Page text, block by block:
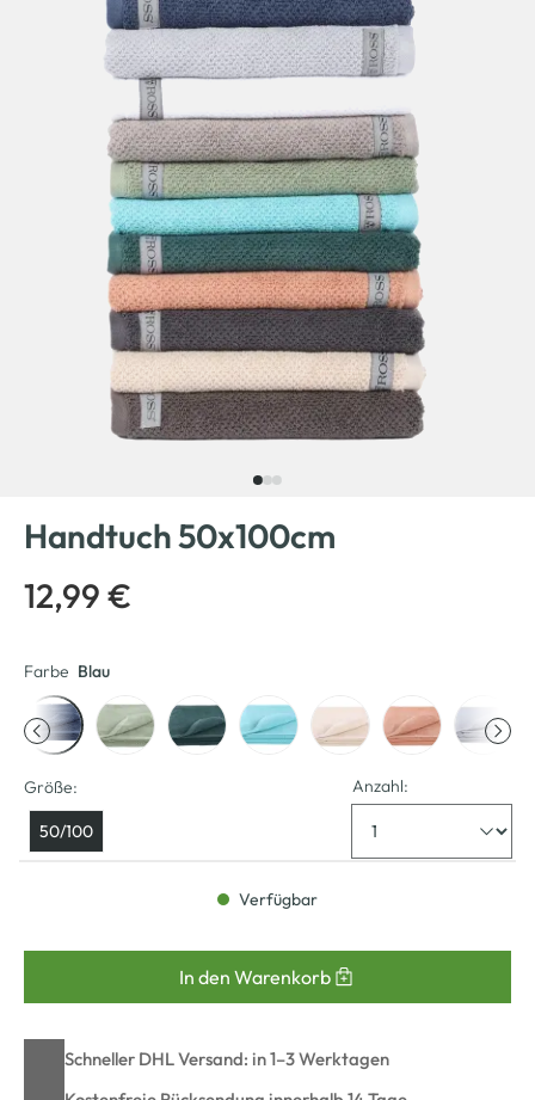
Handtuch 50x100cm
12,99 €
Farbe Blau
Größe:
50/100
Anzahl:
Verfügbar
In den Warenkorb
Schneller DHL Versand: in 1–3 Werktagen